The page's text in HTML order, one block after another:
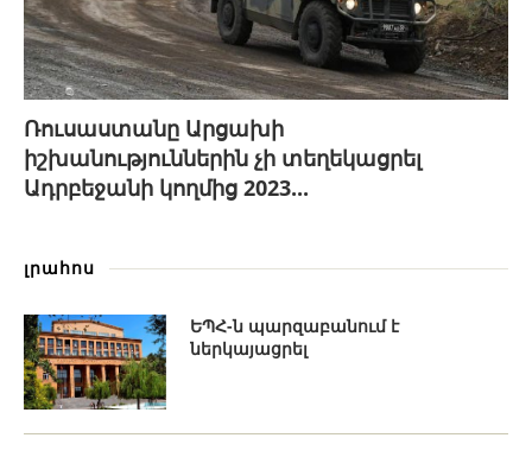
Ռուսաստանը Արցախի
իշխանություններին չի տեղեկացրել
Ադրբեջանի կողմից 2023...
լրահոս
ԵՊՀ-ն պարզաբանում է
ներկայացրել